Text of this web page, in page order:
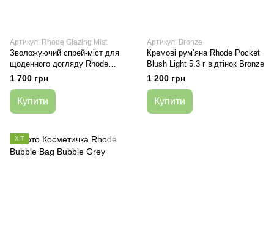
Артикул: Rhode Glazing Mist
Зволожуючий спрей-міст для
щоденного догляду Rhode
Glazing Mist 80 мл
1 700 грн
Купити
Артикул: Bronze
Кремові рум’яна Rhode Pocket
Blush Light 5.3 г відтінок Bronze
1 200 грн
Купити
ХІТ